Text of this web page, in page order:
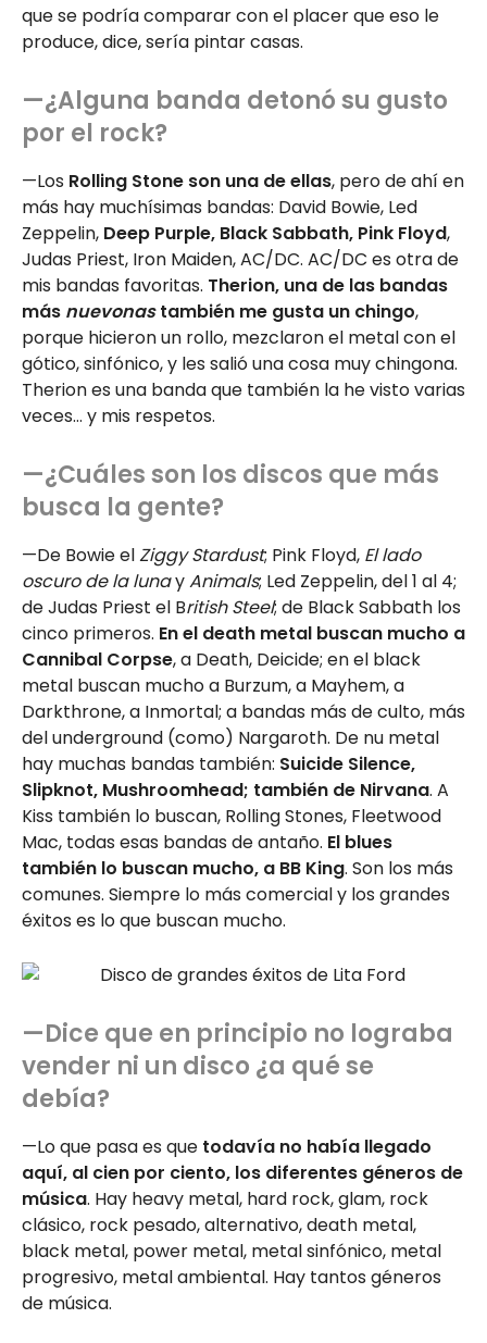
que se podría comparar con el placer que eso le
produce, dice, sería pintar casas.
—¿Alguna banda detonó su gusto
por el rock?
—Los Rolling Stone son una de ellas, pero de ahí en
más hay muchísimas bandas: David Bowie, Led
Zeppelin, Deep Purple, Black Sabbath, Pink Floyd,
Judas Priest, Iron Maiden, AC/DC. AC/DC es otra de
mis bandas favoritas. Therion, una de las bandas
más nuevonastambién me gusta un chingo,
porque hicieron un rollo, mezclaron el metal con el
gótico, sinfónico, y les salió una cosa muy chingona.
Therion es una banda que también la he visto varias
veces… y mis respetos.
—¿Cuáles son los discos que más
busca la gente?
—De Bowie elZiggy Stardust; Pink Floyd, El lado
oscuro de la lunayAnimals; Led Zeppelin, del 1 al 4;
de Judas Priest el British Steel; de Black Sabbath los
cinco primeros. En el death metal buscan mucho a
Cannibal Corpse, a Death, Deicide; en el black
metal buscan mucho a Burzum, a Mayhem, a
Darkthrone, a Inmortal; a bandas más de culto, más
del underground (como) Nargaroth. De nu metal
hay muchas bandas también: Suicide Silence,
Slipknot, Mushroomhead; también de Nirvana. A
Kiss también lo buscan, Rolling Stones, Fleetwood
Mac, todas esas bandas de antaño. El blues
también lo buscan mucho, a BB King. Son los más
comunes. Siempre lo más comercial y los grandes
éxitos es lo que buscan mucho.
—Dice que en principio no lograba
vender ni un disco ¿a qué se
debía?
—Lo que pasa es que todavía no había llegado
aquí, al cien por ciento, los diferentes géneros de
música. Hay heavy metal, hard rock, glam, rock
clásico, rock pesado, alternativo, death metal,
black metal, power metal, metal sinfónico, metal
progresivo, metal ambiental. Hay tantos géneros
de música.